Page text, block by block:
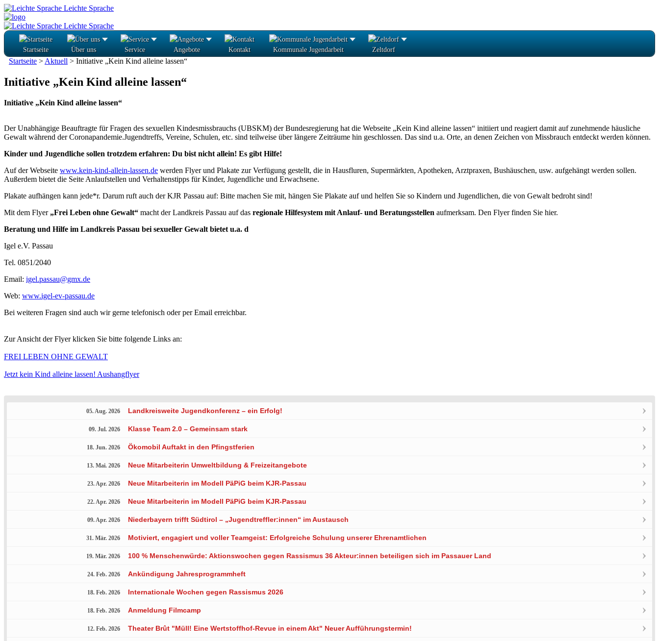
Leichte Sprache
Leichte Sprache
Startseite Über uns Service Angebote Kontakt Kommunale Jugendarbeit Zeltdorf
Startseite > Aktuell > Initiative „Kein Kind alleine lassen“
Initiative „Kein Kind alleine lassen“
Initiative „Kein Kind alleine lassen“
Der Unabhängige Beauftragte für Fragen des sexuellen Kindesmissbrauchs (UBSKM) der Bundesregierung hat die Webseite „Kein Kind alleine lassen“ initiiert und reagiert damit auf zunehmende häusliche
Gewalt während der Coronapandemie.Jugendtreffs, Vereine, Schulen, etc. sind teilweise über längere Zeiträume hin geschlossen. Das sind u.a. Orte, an denen Zeichen von Missbrauch entdeckt werden können.
Kinder und Jugendliche sollen trotzdem erfahren: Du bist nicht allein! Es gibt Hilfe!
Auf der Webseite www.kein-kind-allein-lassen.de werden Flyer und Plakate zur Verfügung gestellt, die in Hausfluren, Supermärkten, Apotheken, Arztpraxen, Bushäuschen, usw. aufgehängt werden sollen.
Außerdem bietet die Seite Anlaufstellen und Verhaltenstipps für Kinder, Jugendliche und Erwachsene.
Plakate aufhängen kann jede*r. Darum ruft auch der KJR Passau auf: Bitte machen Sie mit, hängen Sie Plakate auf und helfen Sie so Kindern und Jugendlichen, die von Gewalt bedroht sind!
Mit dem Flyer „Frei Leben ohne Gewalt“ macht der Landkreis Passau auf das regionale Hilfesystem mit Anlauf- und Beratungsstellen aufmerksam. Den Flyer finden Sie hier.
Beratung und Hilfe im Landkreis Passau bei sexueller Gewalt bietet u.a. d
Igel e.V. Passau
Tel. 0851/2040
Email: igel.passau@gmx.de
Web: www.igel-ev-passau.de
Bei weiteren Fragen sind auch wir gerne telefonisch oder per Email erreichbar.
Zur Ansicht der Flyer klicken Sie bitte folgende Links an:
FREI LEBEN OHNE GEWALT
Jetzt kein Kind alleine lassen! Aushangflyer
05. Aug. 2026 Landkreisweite Jugendkonferenz – ein Erfolg!
09. Jul. 2026 Klasse Team 2.0 – Gemeinsam stark
18. Jun. 2026 Ökomobil Auftakt in den Pfingstferien
13. Mai. 2026 Neue Mitarbeiterin Umweltbildung & Freizeitangebote
23. Apr. 2026 Neue Mitarbeiterin im Modell PäPiG beim KJR-Passau
22. Apr. 2026 Neue Mitarbeiterin im Modell PäPiG beim KJR-Passau
09. Apr. 2026 Niederbayern trifft Südtirol – „Jugendtreffler:innen“ im Austausch
31. Mär. 2026 Motiviert, engagiert und voller Teamgeist: Erfolgreiche Schulung unserer Ehrenamtlichen
19. Mär. 2026 100 % Menschenwürde: Aktionswochen gegen Rassismus 36 Akteur:innen beteiligen sich im Passauer Land
24. Feb. 2026 Ankündigung Jahresprogrammheft
18. Feb. 2026 Internationale Wochen gegen Rassismus 2026
18. Feb. 2026 Anmeldung Filmcamp
12. Feb. 2026 Theater Brût "Müll! Eine Wertstoffhof-Revue in einem Akt" Neuer Aufführungstermin!